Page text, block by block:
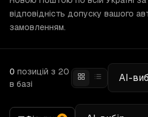
відповідність допуску вашого
замовленням.
0 позицій з 20
в базі